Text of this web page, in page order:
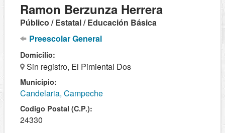
Ramon Berzunza Herrera
Público / Estatal / Educación Básica
Preescolar General
Domicilio:
Sin registro, El Pimiental Dos
Municipio:
Candelaria, Campeche
Codigo Postal (C.P.):
24330